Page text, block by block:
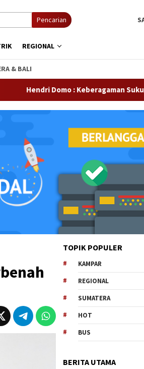
Pencarian
REGIONAL
& BALI
: Keberagaman Suku dan Budaya di
TOPIK POPULER
KAMPAR
REGIONAL
SUMATERA
HOT
BUS
BERITA UTAMA